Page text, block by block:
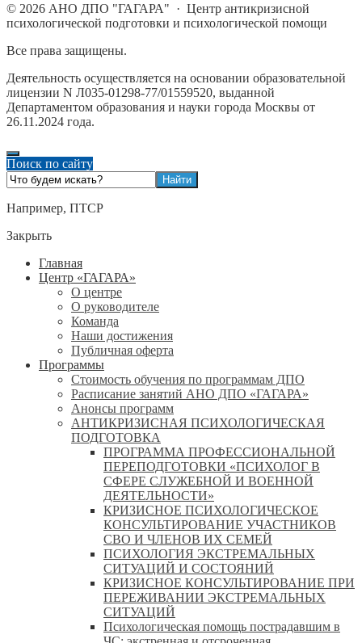
© 2026 АНО ДПО "ГАГАРА" · Центр антикризисной
психологической подготовки и психологической помощи
Все права защищены.
Деятельность осуществляется на основании образовательной
лицензии N Л035-01298-77/01559520, выданной
Департаментом образования и науки города Москвы от
26.11.2024 года.
Поиск по сайту
Например, ПТСР
Закрыть
Главная
Центр «ГАГАРА»
О центре
О руководителе
Команда
Наши достижения
Публичная оферта
Программы
Стоимость обучения по программам ДПО
Расписание занятий АНО ДПО «ГАГАРА»
Анонсы программ
АНТИКРИЗИСНАЯ ПСИХОЛОГИЧЕСКАЯ
ПОДГОТОВКА
ПРОГРАММА ПРОФЕССИОНАЛЬНОЙ
ПЕРЕПОДГОТОВКИ «ПСИХОЛОГ В
СФЕРЕ СЛУЖЕБНОЙ И ВОЕННОЙ
ДЕЯТЕЛЬНОСТИ»
КРИЗИСНОЕ ПСИХОЛОГИЧЕСКОЕ
КОНСУЛЬТИРОВАНИЕ УЧАСТНИКОВ
СВО И ЧЛЕНОВ ИХ СЕМЕЙ
ПСИХОЛОГИЯ ЭКСТРЕМАЛЬНЫХ
СИТУАЦИЙ И СОСТОЯНИЙ
КРИЗИСНОЕ КОНСУЛЬТИРОВАНИЕ ПРИ
ПЕРЕЖИВАНИИ ЭКСТРЕМАЛЬНЫХ
СИТУАЦИЙ
Психологическая помощь пострадавшим в